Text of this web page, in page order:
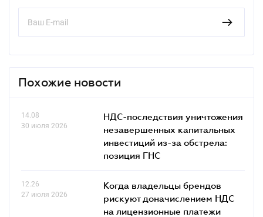
Похожие новости
14.08
30 июля 2026
НДС-последствия уничтожения
незавершенных капитальных
инвестиций из-за обстрела:
позиция ГНС
12.26
27 июля 2026
Когда владельцы брендов
рискуют доначислением НДС
на лицензионные платежи